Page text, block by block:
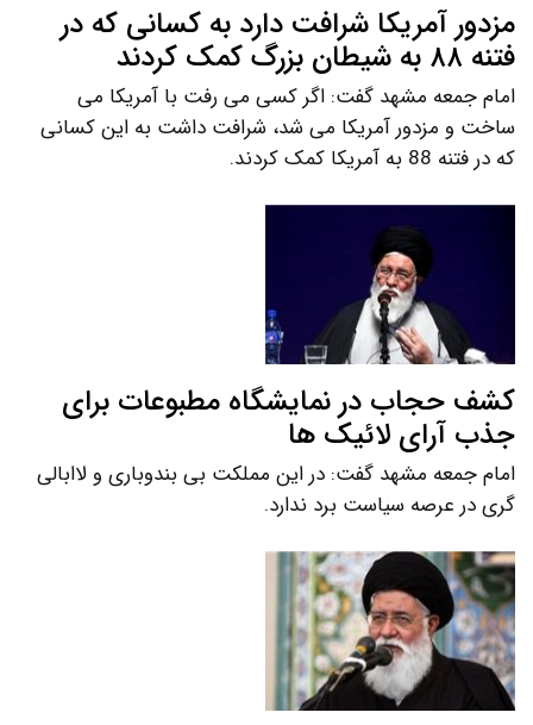
مزدور آمریکا شرافت دارد به کسانی که در
فتنه ۸۸ به شیطان بزرگ کمک کردند
امام جمعه مشهد گفت: اگر کسی می رفت با آمریکا می
ساخت و مزدور آمریکا می شد، شرافت داشت به این کسانی
که در فتنه 88 به آمریکا کمک کردند.
کشف حجاب در نمایشگاه مطبوعات برای
جذب آرای لائیک ها
امام جمعه مشهد گفت: در این مملکت بی بندوباری و لاابالی
گری در عرصه سیاست برد ندارد.